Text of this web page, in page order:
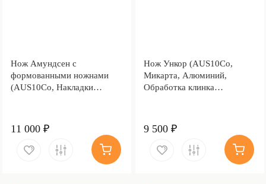
Нож Амундсен с
формованными ножнами
(AUS10Co, Накладки
11 000 ₽
Нож Ункор (AUS10Co,
Микарта, Алюминий,
Обработка клинка
9 500 ₽